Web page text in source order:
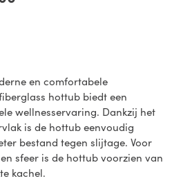
en comfortabele
hottub biedt een
wellnesservaring. Dankzij het
is de hottub eenvoudig
bestand tegen slijtage. Voor
sfeer is de hottub voorzien van
kachel.